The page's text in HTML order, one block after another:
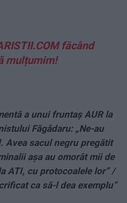
făcând
mulțumim!
a unui fruntaș AUR la
Făgădaru: „Ne-au
Avea sacul negru pregătit
așa au omorât mii de
ATI, cu protocoalele lor” /
ca să-l dea exemplu”